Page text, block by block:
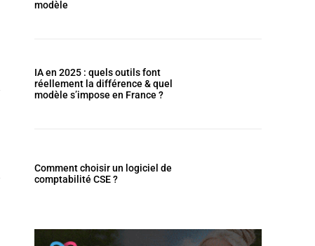
modèle
IA en 2025 : quels outils font
réellement la différence & quel
modèle s’impose en France ?
Comment choisir un logiciel de
comptabilité CSE ?